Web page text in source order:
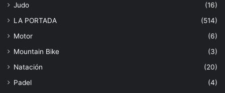
Judo
(16)
LA PORTADA
(514)
Motor
(6)
Mountain Bike
(3)
Natación
(20)
Padel
(4)